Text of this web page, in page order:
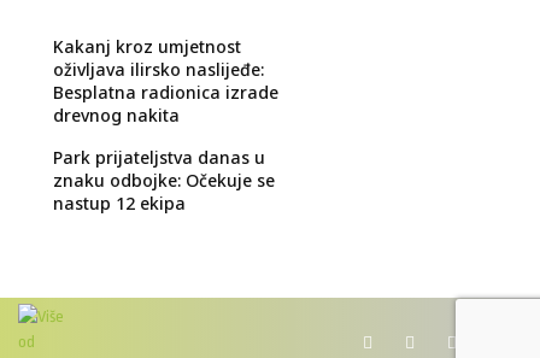
Kakanj kroz umjetnost
oživljava ilirsko naslijeđe:
Besplatna radionica izrade
drevnog nakita
Park prijateljstva danas u
znaku odbojke: Očekuje se
nastup 12 ekipa